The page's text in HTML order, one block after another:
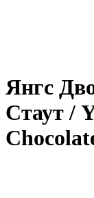
Янгс
Стаут /